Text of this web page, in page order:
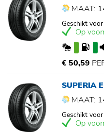
MAAT:
Geschikt
Op
€ 50,59
SUPERIA
MAAT:
Geschikt
Op